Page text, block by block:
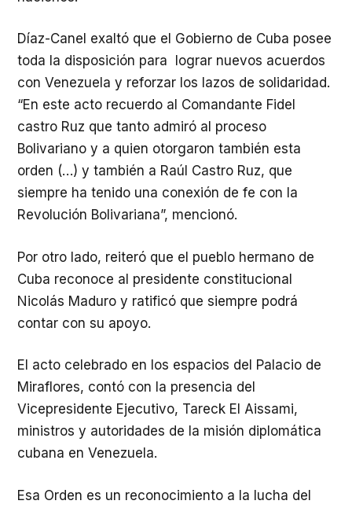
Díaz-Canel exaltó que el Gobierno de Cuba posee
toda la disposición para lograr nuevos acuerdos
con Venezuela y reforzar los lazos de solidaridad.
“En este acto recuerdo al Comandante Fidel
castro Ruz que tanto admiró al proceso
Bolivariano y a quien otorgaron también esta
orden (…) y también a Raúl Castro Ruz, que
siempre ha tenido una conexión de fe con la
Revolución Bolivariana”, mencionó.
Por otro lado, reiteró que el pueblo hermano de
Cuba reconoce al presidente constitucional
Nicolás Maduro y ratificó que siempre podrá
contar con su apoyo.
El acto celebrado en los espacios del Palacio de
Miraflores, contó con la presencia del
Vicepresidente Ejecutivo, Tareck El Aissami,
ministros y autoridades de la misión diplomática
cubana en Venezuela.
Esa Orden es un reconocimiento a la lucha del